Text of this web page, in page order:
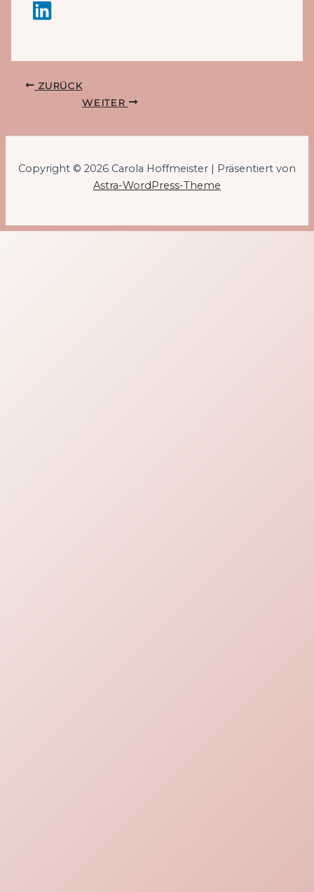
ZURÜCK
WEITER
Copyright © 2026 Carola Hoffmeister | Präsentiert von
Astra-WordPress-Theme